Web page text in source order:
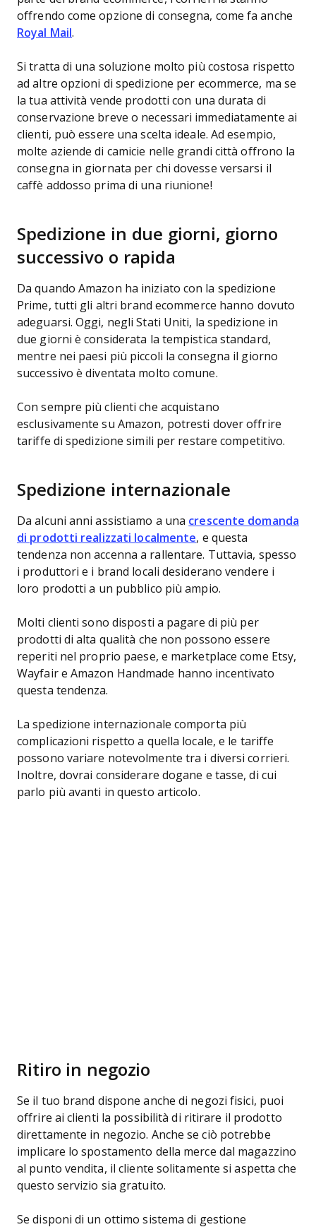
offrendo come opzione di consegna, come fa anche
Royal Mail .
Si tratta di una soluzione molto più costosa rispetto
ad altre opzioni di spedizione per ecommerce, ma se
la tua attività vende prodotti con una durata di
conservazione breve o necessari immediatamente ai
clienti, può essere una scelta ideale. Ad esempio,
molte aziende di camicie nelle grandi città offrono la
consegna in giornata per chi dovesse versarsi il
caffè addosso prima di una riunione!
Spedizione in due giorni, giorno
successivo o rapida
Da quando Amazon ha iniziato con la spedizione
Prime, tutti gli altri brand ecommerce hanno dovuto
adeguarsi. Oggi, negli Stati Uniti, la spedizione in
due giorni è considerata la tempistica standard,
mentre nei paesi più piccoli la consegna il giorno
successivo è diventata molto comune.
Con sempre più clienti che acquistano
esclusivamente su Amazon, potresti dover offrire
tariffe di spedizione simili per restare competitivo.
Spedizione internazionale
Da alcuni anni assistiamo a una crescente domanda
di prodotti realizzati localmente, e questa
tendenza non accenna a rallentare. Tuttavia, spesso
i produttori e i brand locali desiderano vendere i
loro prodotti a un pubblico più ampio.
Molti clienti sono disposti a pagare di più per
prodotti di alta qualità che non possono essere
reperiti nel proprio paese, e marketplace come Etsy,
Wayfair e Amazon Handmade hanno incentivato
questa tendenza.
La spedizione internazionale comporta più
complicazioni rispetto a quella locale, e le tariffe
possono variare notevolmente tra i diversi corrieri.
Inoltre, dovrai considerare dogane e tasse, di cui
parlo più avanti in questo articolo.
Ritiro in negozio
Se il tuo brand dispone anche di negozi fisici, puoi
offrire ai clienti la possibilità di ritirare il prodotto
direttamente in negozio. Anche se ciò potrebbe
implicare lo spostamento della merce dal magazzino
al punto vendita, il cliente solitamente si aspetta che
questo servizio sia gratuito.
Se disponi di un ottimo sistema di gestione